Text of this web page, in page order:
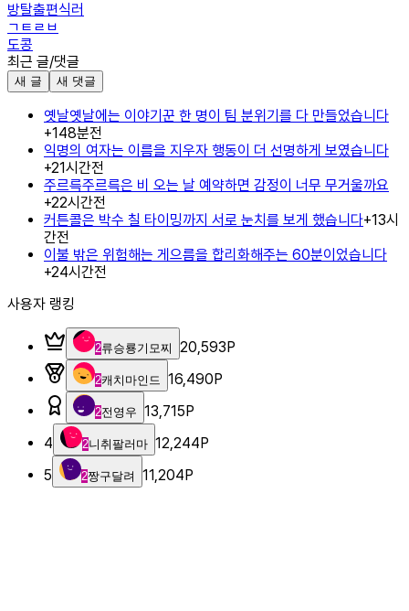
방탈출편식러
ㄱㅌㄹㅂ
도콩
최근 글/댓글
새 글 새 댓글
옛날옛날에는 이야기꾼 한 명이 팀 분위기를 다 만들었습니다
+148분전
익명의 여자는 이름을 지우자 행동이 더 선명하게 보였습니다
+21시간전
주르륵주르륵은 비 오는 날 예약하면 감정이 너무 무거울까요
+22시간전
커튼콜은 박수 칠 타이밍까지 서로 눈치를 보게 했습니다+13시
간전
이불 밖은 위험해는 게으름을 합리화해주는 60분이었습니다
+24시간전
사용자 랭킹
2류승룡기모찌 20,593P
2캐치마인드 16,490P
2전영우 13,715P
4
2니취팔러마 12,244P
5
2짱구달려 11,204P